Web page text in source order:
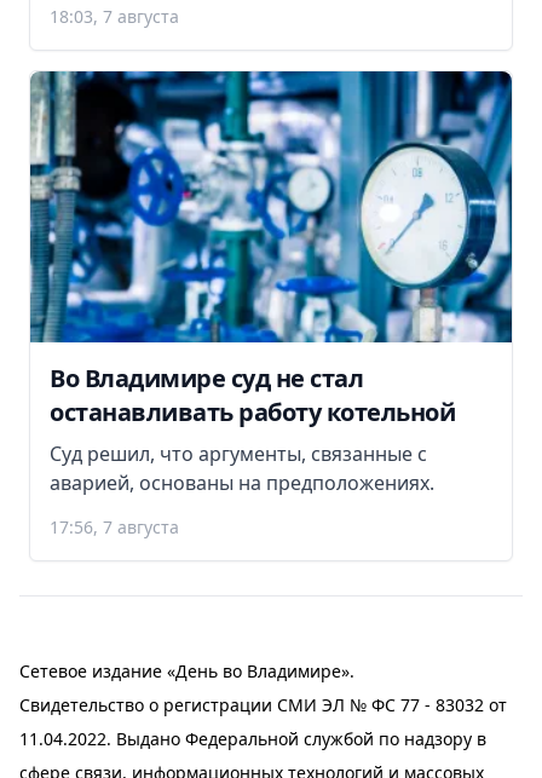
18:03, 7 августа
Во Владимире суд не стал
останавливать работу котельной
Суд решил, что аргументы, связанные с
аварией, основаны на предположениях.
17:56, 7 августа
Сетевое издание «День во Владимире».
Свидетельство о регистрации СМИ ЭЛ № ФС 77 - 83032 от
11.04.2022. Выдано Федеральной службой по надзору в
сфере связи, информационных технологий и массовых